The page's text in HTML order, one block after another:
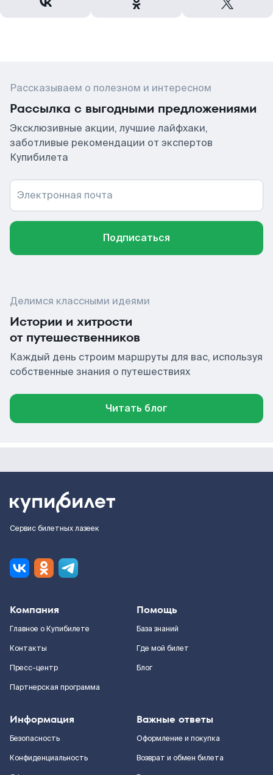
Рассказываем о полезном и интересном
Рассылка с выгодными предложениями
Эксклюзивные акции, лучшие лайфхаки,
заботливые рекомендации от экспертов
Купибилета
Электронная почта
Подписаться
Делимся классными идеями
Истории и хитрости
от путешественников
Каждый день строим маршруты для вас, используя
собственные знания о путешествиях
Читать блог
Сервис билетных лазеек
Компания
Главное о Купибилете
Контакты
Пресс-центр
Партнерская программа
Помощь
База знаний
Где мой билет
Блог
Информация
Безопасность
Конфиденциальность
Важные ответы
Оформление и покупка
Возврат и обмен билета